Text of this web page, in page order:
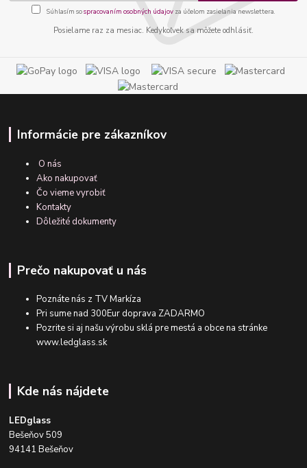
Súhlasím sospracovaním osobných údajov za účelom zasielania newslettera.
Posielame raz za mesiac. Kedykoľvek sa môžete odhlásiť.
Informácie pre zákazníkov
O nás
Ako nakupovať
Čo vieme vyrobiť
Kontakty
Dôležité dokumenty
Prečo nakupovať u nás
Poznáte nás z TV Markíza
Pri sume nad 300Eur doprava ZADARMO
Pozrite si aj našu výrobu sklá pre mestá a obce na stránke
www.ledglass.sk
Kde nás nájdete
LEDglass
Bešeňov 509
94141 Bešeňov